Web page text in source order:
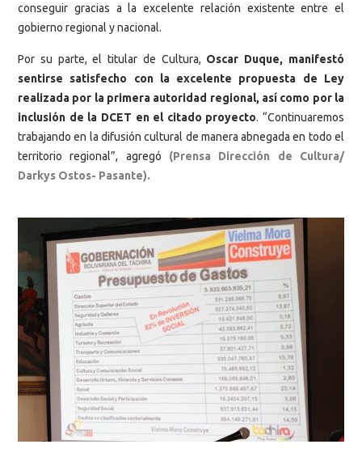
conseguir gracias a la excelente relación existente entre el
gobierno regional y nacional.
Por su parte, el titular de Cultura, Oscar Duque, manifestó
sentirse satisfecho con la excelente propuesta de Ley
realizada por la primera autoridad regional, así como por la
inclusión de la DCET en el citado proyecto. “Continuaremos
trabajando en la difusión cultural de manera abnegada en todo el
territorio regional”, agregó (Prensa Dirección de Cultura/
Darkys Ostos- Pasante).